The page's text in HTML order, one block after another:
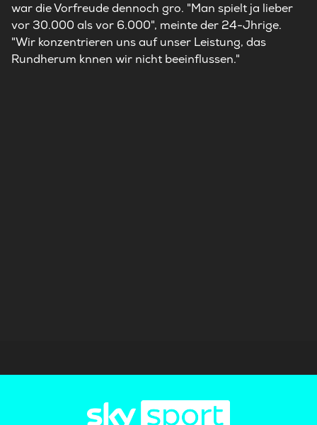
war die Vorfreude dennoch gro. "Man spielt ja lieber
vor 30.000 als vor 6.000", meinte der 24-Jhrige.
"Wir konzentrieren uns auf unser Leistung, das
Rundherum knnen wir nicht beeinflussen."